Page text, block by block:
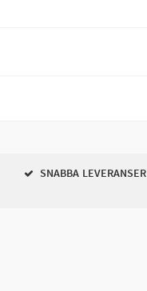
SNABBA LEVERANSER